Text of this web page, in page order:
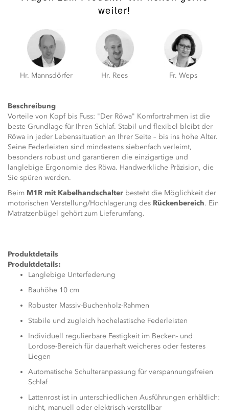
weiter!
Hr. Mannsdörfer Hr. Rees Fr. Weps
Beschreibung
Vorteile von Kopf bis Fuss: "Der Röwa" Komfortrahmen ist die
beste Grundlage für Ihren Schlaf. Stabil und flexibel bleibt der
Röwa in jeder Lebenssituation an Ihrer Seite – bis ins hohe Alter.
Seine Federleisten sind mindestens siebenfach verleimt,
besonders robust und garantieren die einzigartige und
langlebige Ergonomie des Röwa. Handwerkliche Präzision, die
Sie spüren werden.
Beim M1R mit Kabelhandschalter besteht die Möglichkeit der
motorischen Verstellung/Hochlagerung des Rückenbereich. Ein
Matratzenbügel gehört zum Lieferumfang.
Produktdetails
Produktdetails:
Langlebige Unterfederung
Bauhöhe 10 cm
Robuster Massiv-Buchenholz-Rahmen
Stabile und zugleich hochelastische Federleisten
Individuell regulierbare Festigkeit im Becken- und
Lordose-Bereich für dauerhaft weicheres oder festeres
Liegen
Automatische Schulteranpassung für verspannungsfreien
Schlaf
Lattenrost ist in unterschiedlichen Ausführungen erhältlich:
nicht, manuell oder elektrisch verstellbar